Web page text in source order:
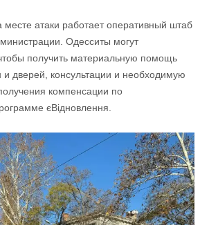
месте атаки работает оперативный штаб
Одесситы могут
получить материальную помощь
и дверей, консультации и необходимую
компенсации по
єВідновлення.